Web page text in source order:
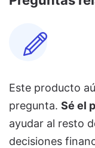
Este producto
pregunta. Sé el
ayudar al resto
decisiones